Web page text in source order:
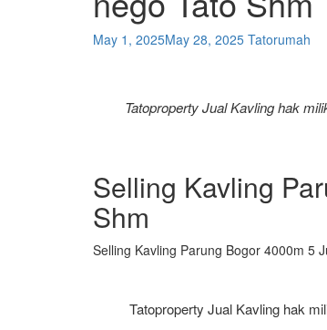
May 1, 2025May 28, 2025 Tatorumah
Tatoproperty Jual Kavling hak
Selling Kavling
Shm
Selling Kavling Parung Bogor 4000m 5
Tatoproperty Jual Kavling hak